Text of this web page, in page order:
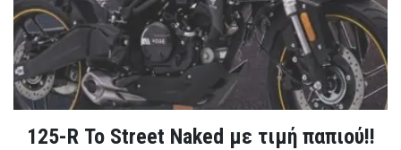
125-R Το Street Naked με τιμή παπιού!!